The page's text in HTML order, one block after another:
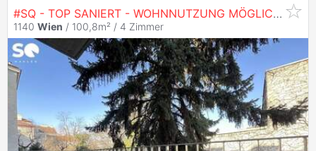
#SQ - TOP SANIERT - WOHNNUTZUNG MÖGLICH! - BÜRO MIT 2 EINGÄNGEN, 4
1140 Wien / 100,8m² / 4 Zimmer